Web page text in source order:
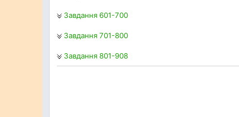
Завдання 601-700
Завдання 701-800
Завдання 801-908